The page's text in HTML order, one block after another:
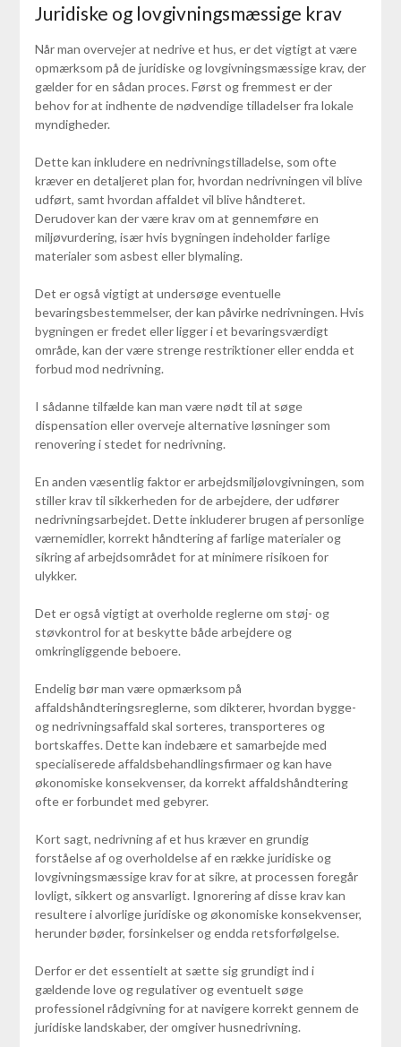
Juridiske og lovgivningsmæssige krav
Når man overvejer at nedrive et hus, er det vigtigt at være
opmærksom på de juridiske og lovgivningsmæssige krav, der
gælder for en sådan proces. Først og fremmest er der
behov for at indhente de nødvendige tilladelser fra lokale
myndigheder.
Dette kan inkludere en nedrivningstilladelse, som ofte
kræver en detaljeret plan for, hvordan nedrivningen vil blive
udført, samt hvordan affaldet vil blive håndteret.
Derudover kan der være krav om at gennemføre en
miljøvurdering, især hvis bygningen indeholder farlige
materialer som asbest eller blymaling.
Det er også vigtigt at undersøge eventuelle
bevaringsbestemmelser, der kan påvirke nedrivningen. Hvis
bygningen er fredet eller ligger i et bevaringsværdigt
område, kan der være strenge restriktioner eller endda et
forbud mod nedrivning.
I sådanne tilfælde kan man være nødt til at søge
dispensation eller overveje alternative løsninger som
renovering i stedet for nedrivning.
En anden væsentlig faktor er arbejdsmiljølovgivningen, som
stiller krav til sikkerheden for de arbejdere, der udfører
nedrivningsarbejdet. Dette inkluderer brugen af personlige
værnemidler, korrekt håndtering af farlige materialer og
sikring af arbejdsområdet for at minimere risikoen for
ulykker.
Det er også vigtigt at overholde reglerne om støj- og
støvkontrol for at beskytte både arbejdere og
omkringliggende beboere.
Endelig bør man være opmærksom på
affaldshåndteringsreglerne, som dikterer, hvordan bygge-
og nedrivningsaffald skal sorteres, transporteres og
bortskaffes. Dette kan indebære et samarbejde med
specialiserede affaldsbehandlingsfirmaer og kan have
økonomiske konsekvenser, da korrekt affaldshåndtering
ofte er forbundet med gebyrer.
Kort sagt, nedrivning af et hus kræver en grundig
forståelse af og overholdelse af en række juridiske og
lovgivningsmæssige krav for at sikre, at processen foregår
lovligt, sikkert og ansvarligt. Ignorering af disse krav kan
resultere i alvorlige juridiske og økonomiske konsekvenser,
herunder bøder, forsinkelser og endda retsforfølgelse.
Derfor er det essentielt at sætte sig grundigt ind i
gældende love og regulativer og eventuelt søge
professionel rådgivning for at navigere korrekt gennem de
juridiske landskaber, der omgiver husnedrivning.